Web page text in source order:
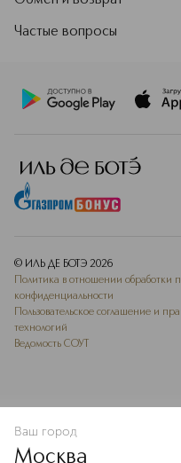
В КОРЗИНУ
Частые вопросы
© ИЛЬ ДЕ БОТЭ 2026
Политика в отношении обработки
конфиденциальности
Пользовательское соглашение и
технологий
Ведомость СОУТ
Ваш город
Москва